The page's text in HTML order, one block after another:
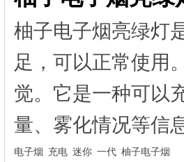
柚子电子烟亮绿灯
足，可以正常使用
觉。它是一种可以
量、雾化情况等信
电子烟 充电 迷你 一代 柚子电子烟